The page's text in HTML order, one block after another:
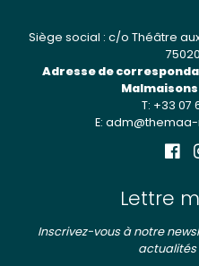
Siège social : c/o Théâtre
Adresse de
Malmaisons
T: +33 07
E:
Lettre
Inscrivez-vous à notre
actualités